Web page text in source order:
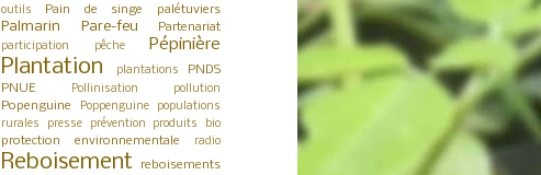
outils
Pain de singe palétuviers
Palmarin Pare-feu Partenariat
participation pêche Pépinière
Plantation plantations
PNDS
PNUE
Pollinisation pollution
Popenguine Poppenguine
populations
rurales
presse prévention produits bio
protection environnementale radio
Reboisement reboisements